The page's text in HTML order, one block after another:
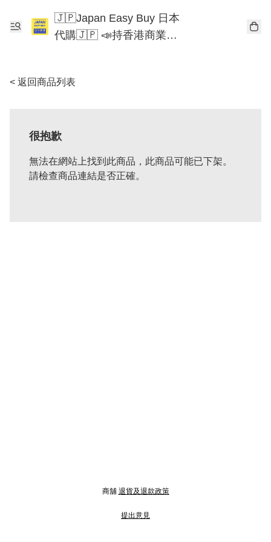
🇯🇵Japan Easy Buy 日本
代購🇯🇵 📣持香港商業登
< 返回商品列表
很抱歉
無法在網站上找到此商品，此商品可能已下架。
請檢查商品連結是否正確。
商舖 退貨及退款政策
提出意見